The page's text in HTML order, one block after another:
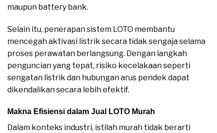
maupun battery bank.
Selain itu, penerapan sistem LOTO membantu
mencegah aktivasi listrik secara tidak sengaja selama
proses perawatan berlangsung. Dengan langkah
penguncian yang tepat, risiko kecelakaan seperti
sengatan listrik dan hubungan arus pendek dapat
dikendalikan secara lebih efektif.
Makna Efisiensi dalam Jual LOTO Murah
Dalam konteks industri, istilah murah tidak berarti